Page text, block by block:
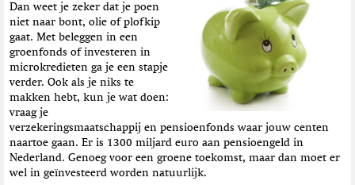
Dan weet je zeker dat je poen
niet naar bont, olie of plofkip
gaat. Met beleggen in een
groenfonds of investeren in
microkredieten ga je een stapje
verder. Ook als je niks te
makken hebt, kun je wat doen:
vraag je
verzekeringsmaatschappij en pensioenfonds waar jouw centen
naartoe gaan. Er is 1300 miljard euro aan pensioengeld in
Nederland. Genoeg voor een groene toekomst, maar dan moet er
wel in geïnvesteerd worden natuurlijk.